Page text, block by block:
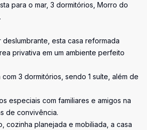
para o mar, 3 dormitórios, Morro do
deslumbrante, esta casa reformada
privativa em um ambiente perfeito
3 dormitórios, sendo 1 suíte, além de
especiais com familiares e amigos na
de convivência.
cozinha planejada e mobiliada, a casa